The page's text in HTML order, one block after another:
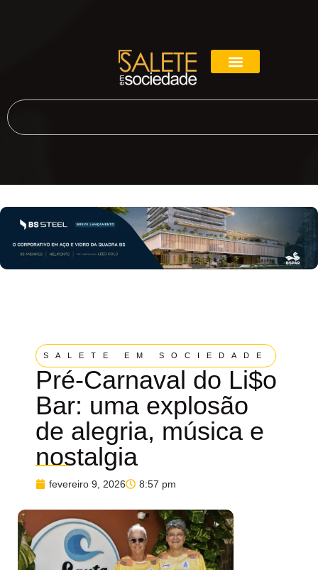
SALETE EM SOCIEDADE
Pré-Carnaval do Li$o
Bar: uma explosão
de alegria, música e
nostalgia
fevereiro 9, 2026 8:57 pm